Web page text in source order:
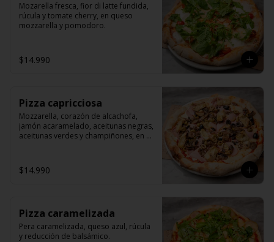
Mozarella fresca, fior di latte fundida,
rúcula y tomate cherry, en queso
mozzarella y pomodoro.
$14.990
Pizza capricciosa
Mozzarella, corazón de alcachofa,
jamón acaramelado, aceitunas negras,
aceitunas verdes y champiñones, en
$14.990
Pizza caramelizada
Pera caramelizada, queso azul, rúcula
y reducción de balsámico.